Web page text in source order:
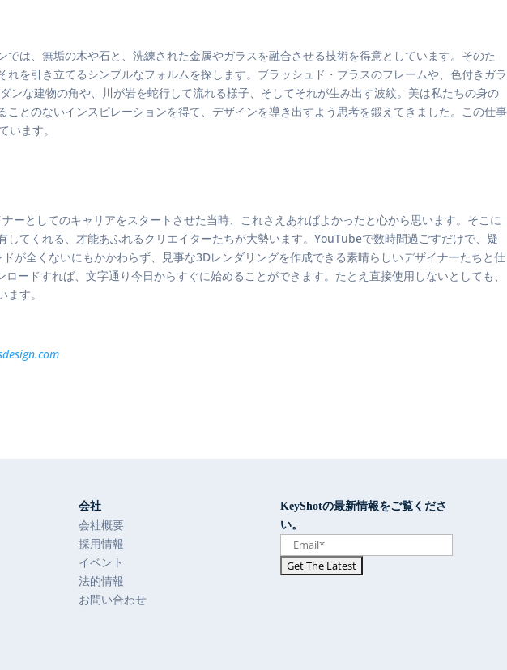
は、無垢の木や石と、洗練された金属やガラスを融合させる技術を得意としています。そのた
を引き立てるシンプルなフォルムを探します。ブラッシュド・ブラスのフレームや、色付きガラ
な建物の角や、川が岩を蛇行して流れる様子、そしてそれが生み出す波紋。美は私たちの身の
とのないインスピレーションを得て、デザインを導き出すよう思考を鍛えてきました。この仕事
ます。
としてのキャリアをスタートさせた当時、これさえあればよかったと心から思います。そこに
てくれる、才能あふれるクリエイターたちが大勢います。YouTubeで数時間過ごすだけで、疑
が全くないにもかかわらず、見事な3Dレンダリングを作成できる素晴らしいデザイナーたちと仕
ドすれば、文字通り今日からすぐに始めることができます。たとえ直接使用しないとしても、
す。
会社
会社概要
採用情報
イベント
法的情報
お問い合わせ
KeyShotの最新情報をご覧くださ
い。